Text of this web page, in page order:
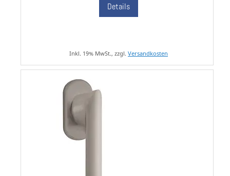
Details
Inkl. 19% MwSt., zzgl. Versandkosten